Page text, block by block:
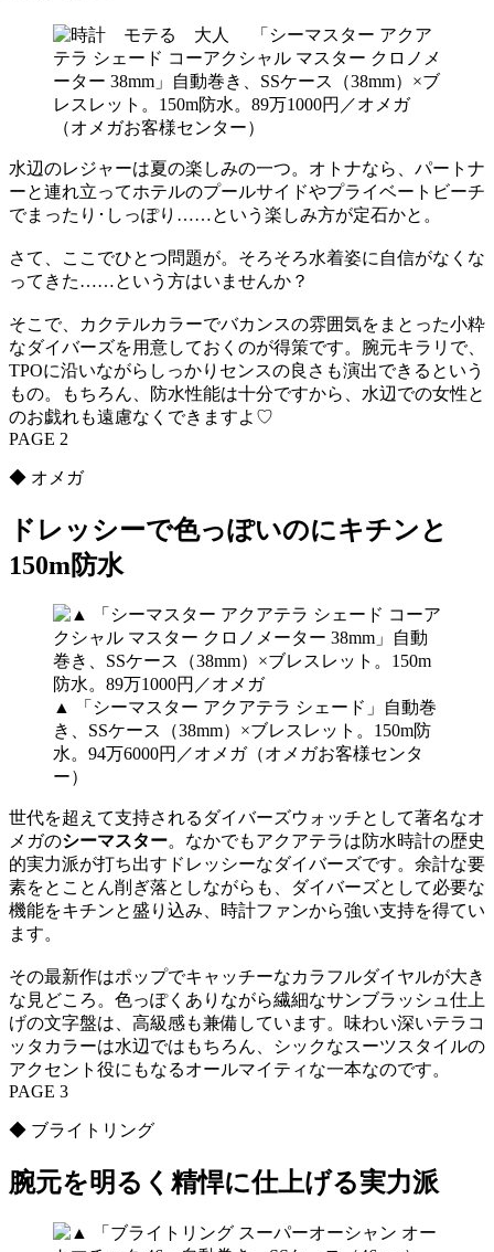
水辺のレジャーは夏の楽しみの一つ。オトナなら、パートナ
ーと連れ立ってホテルのプールサイドやプライベートビーチ
でまったり･しっぽり……という楽しみ方が定石かと。
さて、ここでひとつ問題が。そろそろ水着姿に自信がなくな
ってきた……という方はいませんか？
そこで、カクテルカラーでバカンスの雰囲気をまとった小粋
なダイバーズを用意しておくのが得策です。腕元キラリで、
TPOに沿いながらしっかりセンスの良さも演出できるという
もの。もちろん、防水性能は十分ですから、水辺での女性と
のお戯れも遠慮なくできますよ♡
PAGE 2
◆ オメガ
ドレッシーで色っぽいのにキチンと
150m防水
▲ 「シーマスター アクアテラ シェー ド」自動巻
き、SSケース（38mm）×ブレスレット。150m防
水。94万6000円／オメガ（オメガお客様センタ
ー）
世代を超えて支持されるダイバーズウォッチとして著名なオ
メガのシーマスター。なかでもアクアテラは防水時計の歴史
的実力派が打ち出すドレッシーなダイバーズです。余計な要
素をとことん削ぎ落としながらも、ダイバーズとして必要な
機能をキチンと盛り込み、時計ファンから強い支持を得てい
ます。
その最新作はポップでキャッチーなカラフルダイヤルが大き
な見どころ。色っぽくありながら繊細なサンブラッシュ仕上
げの文字盤は、高級感も兼備しています。味わい深いテラコ
ッタカラーは水辺ではもちろん、シックなスーツスタイルの
アクセント役にもなるオールマイティな一本なのです。
PAGE 3
◆ ブライトリング
腕元を明るく精悍に仕上げる実力派